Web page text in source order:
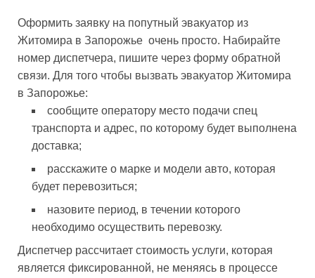
Оформить заявку на попутный эвакуатор из
Житомира в Запорожье очень просто. Набирайте
номер диспетчера, пишите через форму обратной
связи. Для того чтобы вызвать эвакуатор Житомира
в Запорожье:
сообщите оператору место подачи спец
транспорта и адрес, по которому будет выполнена
доставка;
расскажите о марке и модели авто, которая
будет перевозиться;
назовите период, в течении которого
необходимо осуществить перевозку.
Диспетчер рассчитает стоимость услуги, которая
является фиксированной, не меняясь в процессе